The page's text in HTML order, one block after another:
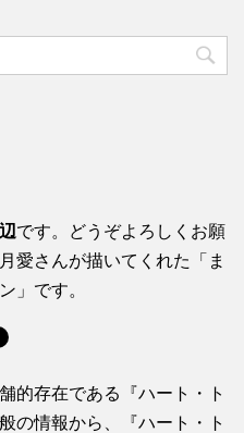
です。どうぞよろしくお願
愛さんが描いてくれた「ま
」です。
的存在である『ハート・ト
の情報から、『ハート・ト